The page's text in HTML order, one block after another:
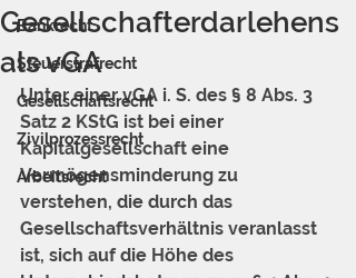
Bankrecht
Steuerstrafrecht
Gesellschaftsrecht
Zivilprozessrecht
Arbeitsrecht
Gesellschafterdarlehens
als vGA
Unter einer vGA i. S. des § 8 Abs. 3
Satz 2 KStG ist bei einer
Kapitalgesellschaft eine
Vermögensminderung zu
verstehen, die durch das
Gesellschaftsverhältnis veranlasst
ist, sich auf die Höhe des